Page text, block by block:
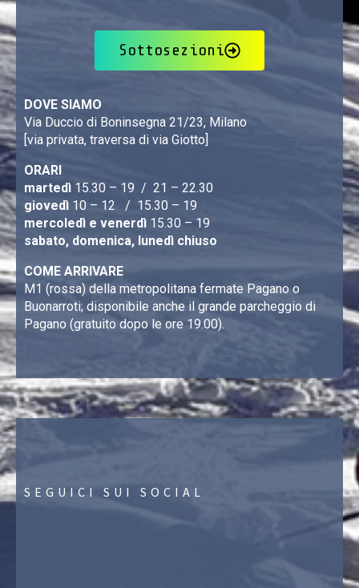
Sottosezioni
DOVE SIAMO
Via Duccio di Boninsegna 21/23, Milano
[via privata, traversa di via Giotto]
ORARI
martedì 15.30 – 19 / 21 – 22.30
giovedì 10 – 12 / 15.30 – 19
mercoledì e venerdì 15.30 – 19
sabato, domenica, lunedì chiuso
COME ARRIVARE
M1 (rossa) della metropolitana fermate Pagano o
Buonarroti; disponibile anche il grande parcheggio di
Pagano (gratuito dopo le ore 19.00).
SEGUICI SUI SOCIAL